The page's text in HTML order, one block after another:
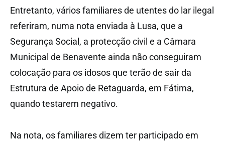
Entretanto, vários familiares de utentes do lar ilegal
referiram, numa nota enviada à Lusa, que a
Segurança Social, a protecção civil e a Câmara
Municipal de Benavente ainda não conseguiram
colocação para os idosos que terão de sair da
Estrutura de Apoio de Retaguarda, em Fátima,
quando testarem negativo.
Na nota, os familiares dizem ter participado em